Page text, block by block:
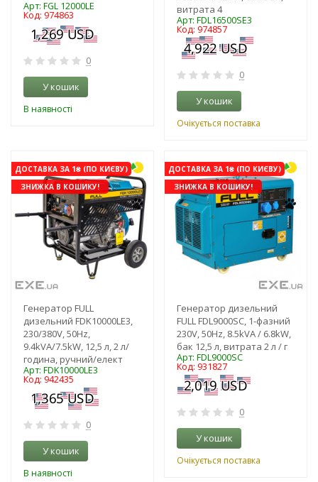
Арт: FGL 12000LE
Код: 974863
0
У кошик
В наявності
витрата 4
Арт: FDL16500SE3
Код: 974857
0
У кошик
Очікується поставка
ДОСТАВКА ЗА 1₴ (ПО КИЄВУ)
ЗНИЖКА В КОШИКУ!
Генератор FULL
дизельний FDK10000LE3,
230/380V, 50Hz,
9.4kVA/7.5kW, 12,5 л, 2 л/
година, ручний/елект
Арт: FDK10000LE3
Код: 942435
0
У кошик
В наявності
ДОСТАВКА ЗА 1₴ (ПО КИЄВУ)
ЗНИЖКА В КОШИКУ!
Генератор дизельний
FULL FDL9000SC, 1-фазний
230V, 50Hz, 8.5kVA / 6.8kW,
бак 12,5 л, витрата 2 л / г
Арт: FDL9000SC
Код: 931827
0
У кошик
Очікується поставка